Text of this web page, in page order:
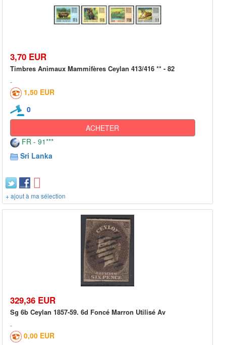
3,70 EUR
Timbres Animaux Mammifères Ceylan 413/416 ** - 82
1,50 EUR
0
ACHETER
FR - 91***
Sri Lanka
+ ajout à ma sélection
329,36 EUR
Sg 6b Ceylan 1857-59. 6d Foncé Marron Utilisé Av
0,00 EUR